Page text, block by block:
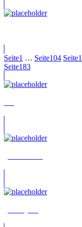
Seite1 … Seite104 Seite
Seite183